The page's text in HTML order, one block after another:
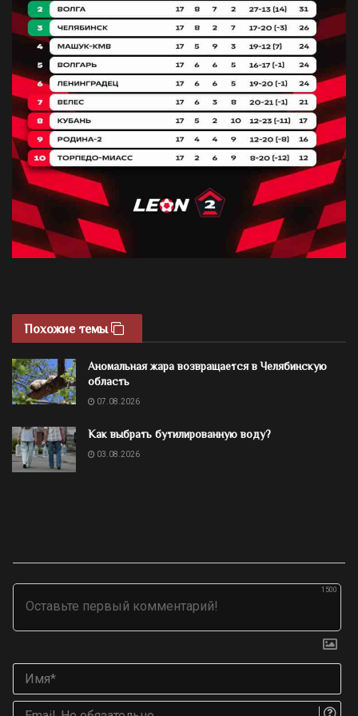
Похожие темы
Аномальная жара возвращается в Челябинскую
область
07.08.2026
Как выбрать бутилированную воду?
03.08.2026
1500